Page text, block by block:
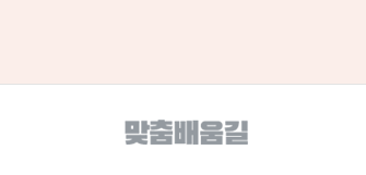
료 강의 안내 이관 작업으로 인해 일부
었습니다. 서비스 종료 강의 목록은 아래
링크에서 확인하실 수 있습니다. → 서비